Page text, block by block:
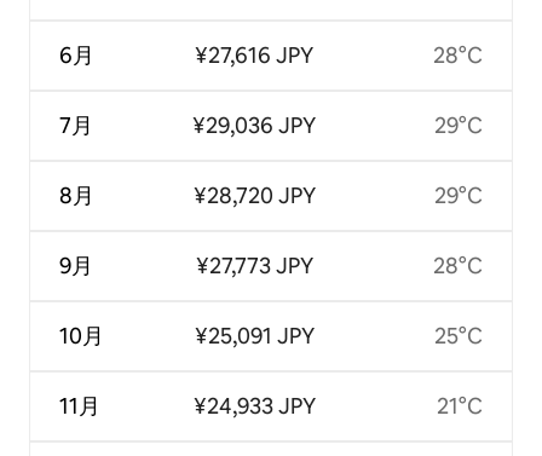
6月
7月
8月
9月
10月
11月
¥27,616 JPY
¥29,036 JPY
¥28,720 JPY
¥27,773 JPY
¥25,091 JPY
¥24,933 JPY
28°C
29°C
29°C
28°C
25°C
21°C